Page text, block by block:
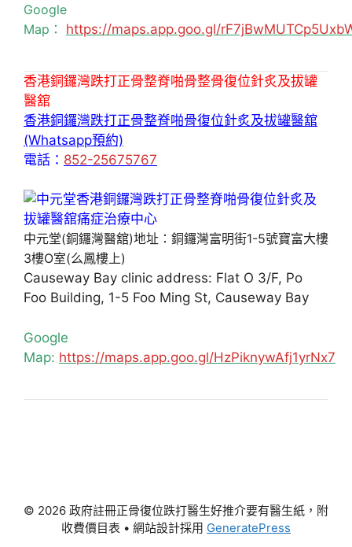
Google
Map： https://maps.app.goo.gl/
香港銅鑼灣跌打正骨整脊啪骨整骨復位針炙及拔罐
醫舘
香港銅鑼灣跌打正骨整脊啪骨復位針炙及拔罐醫舘
(Whatsapp預約)
電話： 852-25675767
中元堂(銅鑼灣醫舘)地址：銅鑼灣富明街1-5號寶富大樓
3樓O室(么鳳樓上)
Causeway Bay clinic address: Flat O 3/F, Po
Foo Building, 1-5 Foo Ming St, Causeway Bay
Google
Map: https://maps.app.goo.gl/HzPiknywAfj1yrNx7
© 2026 政府註冊正骨復位跌打醫生好推介要有醫生紙，附
收費價目表 • 網站設計採用 GeneratePress